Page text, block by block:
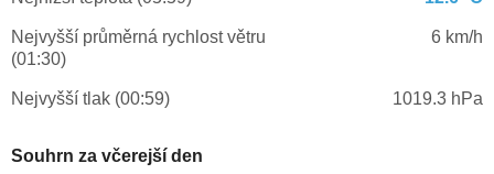
Nejvyšší průměrná rychlost větru
(01:30)
6 km/h
Nejvyšší tlak (00:59) 1019.3 hPa
Souhrn za včerejší den